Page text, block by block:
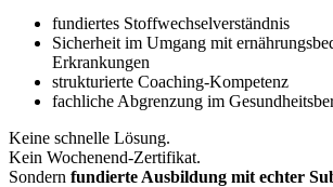
fundiertes Stoffwechselverständnis
Sicherheit im Umgang mit
Erkrankungen
strukturierte Coaching-Kompetenz
fachliche Abgrenzung im
Keine schnelle Lösung.
Kein Wochenend-Zertifikat.
Sondern fundierte Ausbildung mit echter